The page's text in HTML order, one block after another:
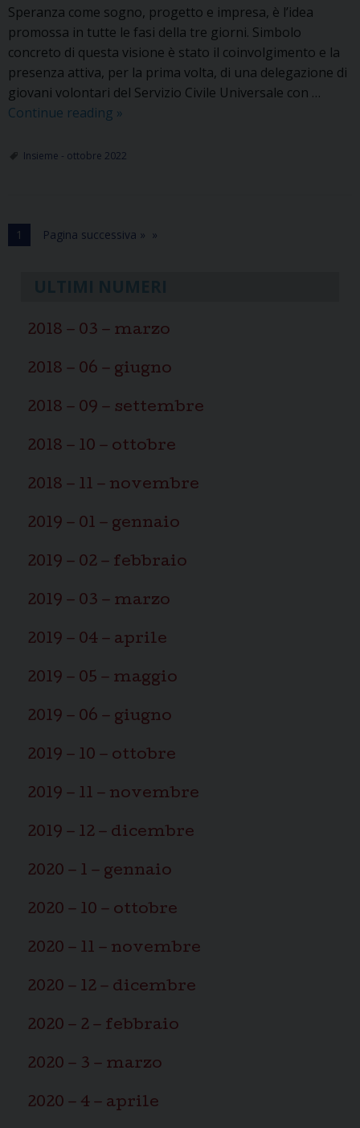
Speranza come sogno, progetto e impresa, è l’idea
promossa in tutte le fasi della tre giorni. Simbolo
concreto di questa visione è stato il coinvolgimento e la
presenza attiva, per la prima volta, di una delegazione di
giovani volontari del Servizio Civile Universale con …
Continue reading “Organizzare
speranza”
»
Insieme - ottobre 2022
1 Pagina successiva »
2018 – 03 – marzo
2018 – 06 – giugno
2018 – 09 – settembre
2018 – 10 – ottobre
2018 – 11 – novembre
2019 – 01 – gennaio
2019 – 02 – febbraio
2019 – 03 – marzo
2019 – 04 – aprile
2019 – 05 – maggio
2019 – 06 – giugno
2019 – 10 – ottobre
2019 – 11 – novembre
2019 – 12 – dicembre
2020 – 1 – gennaio
2020 – 10 – ottobre
2020 – 11 – novembre
2020 – 12 – dicembre
2020 – 2 – febbraio
2020 – 3 – marzo
2020 – 4 – aprile